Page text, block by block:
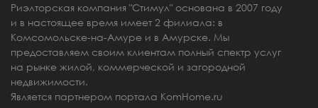
Риэлторская компания "Стимул" основана в 2007 году
и в настоящее время имеет 2 филиала: в
Комсомольске-на-Амуре и в Амурске. Мы
предоставляем своим клиентам полный спектр услуг
на рынке жилой, коммерческой и загородной
недвижимости.
Является партнером портала KomHome.ru